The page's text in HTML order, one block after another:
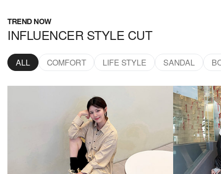
TREND NOW
INFLUENCER STYLE CUT
ALL COMFORT LIFE STYLE SANDAL